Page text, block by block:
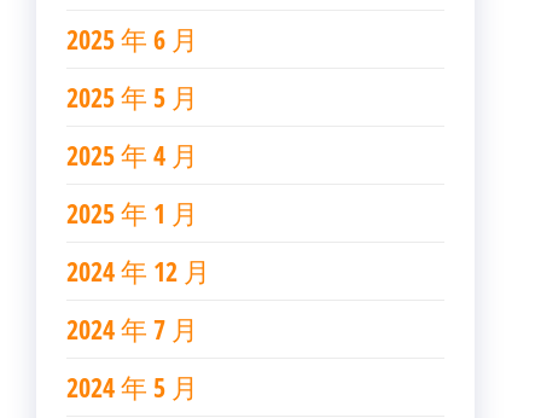
2025 年 6 月
2025 年 5 月
2025 年 4 月
2025 年 1 月
2024 年 12 月
2024 年 7 月
2024 年 5 月